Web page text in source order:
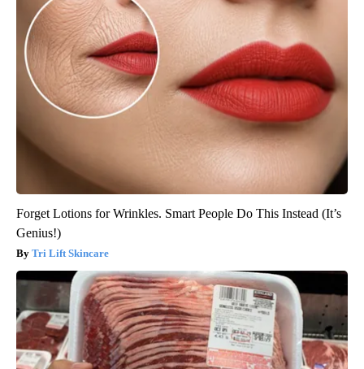
Forget Lotions for Wrinkles. Smart People Do This Instead (It’s
Genius!)
Tri Lift Skincare